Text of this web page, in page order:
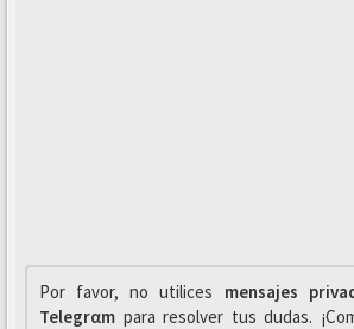
Por favor, no utilices mensajes
Telegrαm para resolver tus dudas.